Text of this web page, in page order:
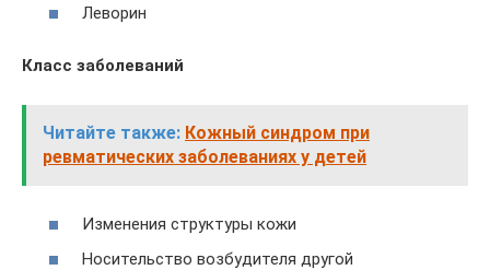
Леворин
Класс заболеваний
Читайте также: Кожный синдром при
ревматических заболеваниях у детей
Изменения структуры кожи
Носительство возбудителя другой